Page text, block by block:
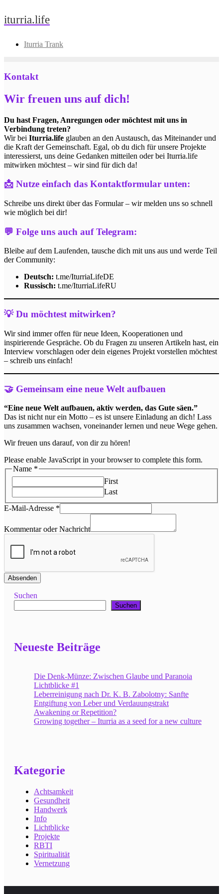
Skip
to
iturria.life
Iturria Trank
Kontakt
Wir freuen uns auf dich!
Du hast Fragen, Anregungen oder möchtest mit uns in
Verbindung treten?
Wir bei Iturria.life glauben an den Austausch, das Miteinander und
die Kraft der Gemeinschaft. Egal, ob du dich für unsere Projekte
interessierst, uns deine Gedanken mitteilen oder bei Iturria.life
mitwirken möchtest – wir sind für dich da!
📩 Nutze einfach das Kontaktformular unten:
Schreibe uns direkt über das Formular – wir melden uns so schnell
wie möglich bei dir!
💬 Folge uns auch auf Telegram:
Bleibe auf dem Laufenden, tausche dich mit uns aus und werde Teil
der Community:
Deutsch: t.me/IturriaLifeDE
Russisch: t.me/IturriaLifeRU
💡Du möchtest mitwirken?
Wir sind immer offen für neue Ideen, Kooperationen und
inspirierende Gespräche. Ob du Fragen zu unseren Artikeln hast, ein
Interview vorschlagen oder dein eigenes Projekt vorstellen möchtest
– schreib uns einfach!
🤝 Gemeinsam eine neue Welt aufbauen
“Eine neue Welt aufbauen, aktiv werden, das Gute säen.”
Das ist nicht nur ein Motto – es ist unsere Einladung an dich! Lass
uns zusammen wachsen, voneinander lernen und neue Wege gehen.
Wir freuen uns darauf, von dir zu hören!
Please enable JavaScript in your browser to complete this form.
Name *
First
Last
E-Mail-Adresse *
Kommentar oder Nachricht
Absenden
Suchen
Suchen
Neueste Beiträge
Die Denk-Münze: Zwischen Glaube und Paranoia
Lichtblicke #1
Leberreinigung nach Dr. K. B. Zabolotny: Sanfte
Entgiftung von Leber und Verdauungstrakt
Awakening or Repetition?
Growing together – Iturria as a seed for a new culture
Kategorie
Achtsamkeit
Gesundheit
Handwerk
Info
Lichtblicke
Projekte
RBTI
Spiritualität
Vernetzung